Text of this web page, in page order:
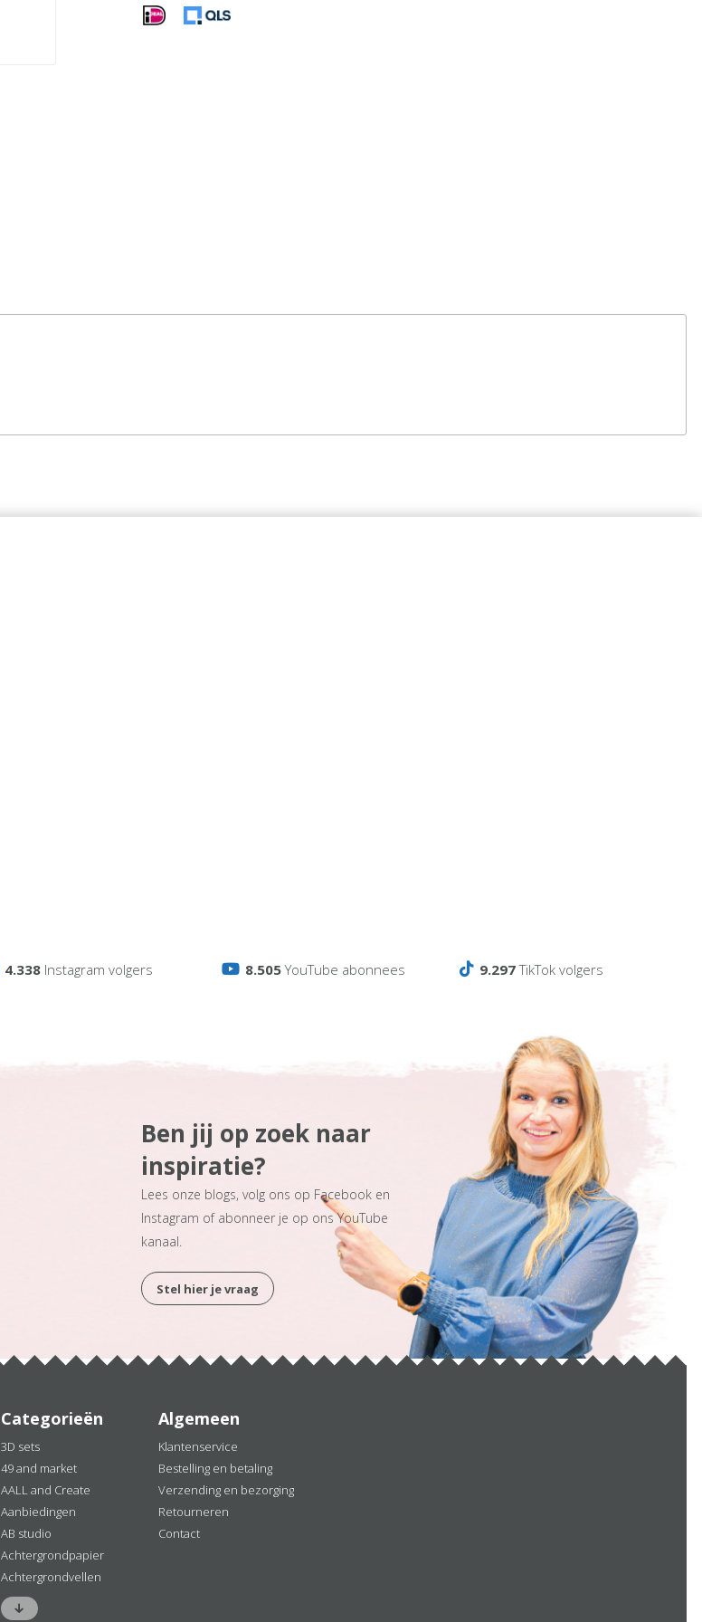
4.338Instagram volgers 8.505YouTube abonnees 9.297TikTok volgers
Ben jij op zoek naar
inspiratie?
Lees onze blogs, volg ons op Facebook en
Instagram of abonneer je op ons YouTube
kanaal.
Stel hier je vraag
Categorieën
3D sets
49 and market
AALL and Create
Aanbiedingen
AB studio
Achtergrondpapier
Achtergrondvellen
Algemeen
Klantenservice
Bestelling en betaling
Verzending en bezorging
Retourneren
Contact